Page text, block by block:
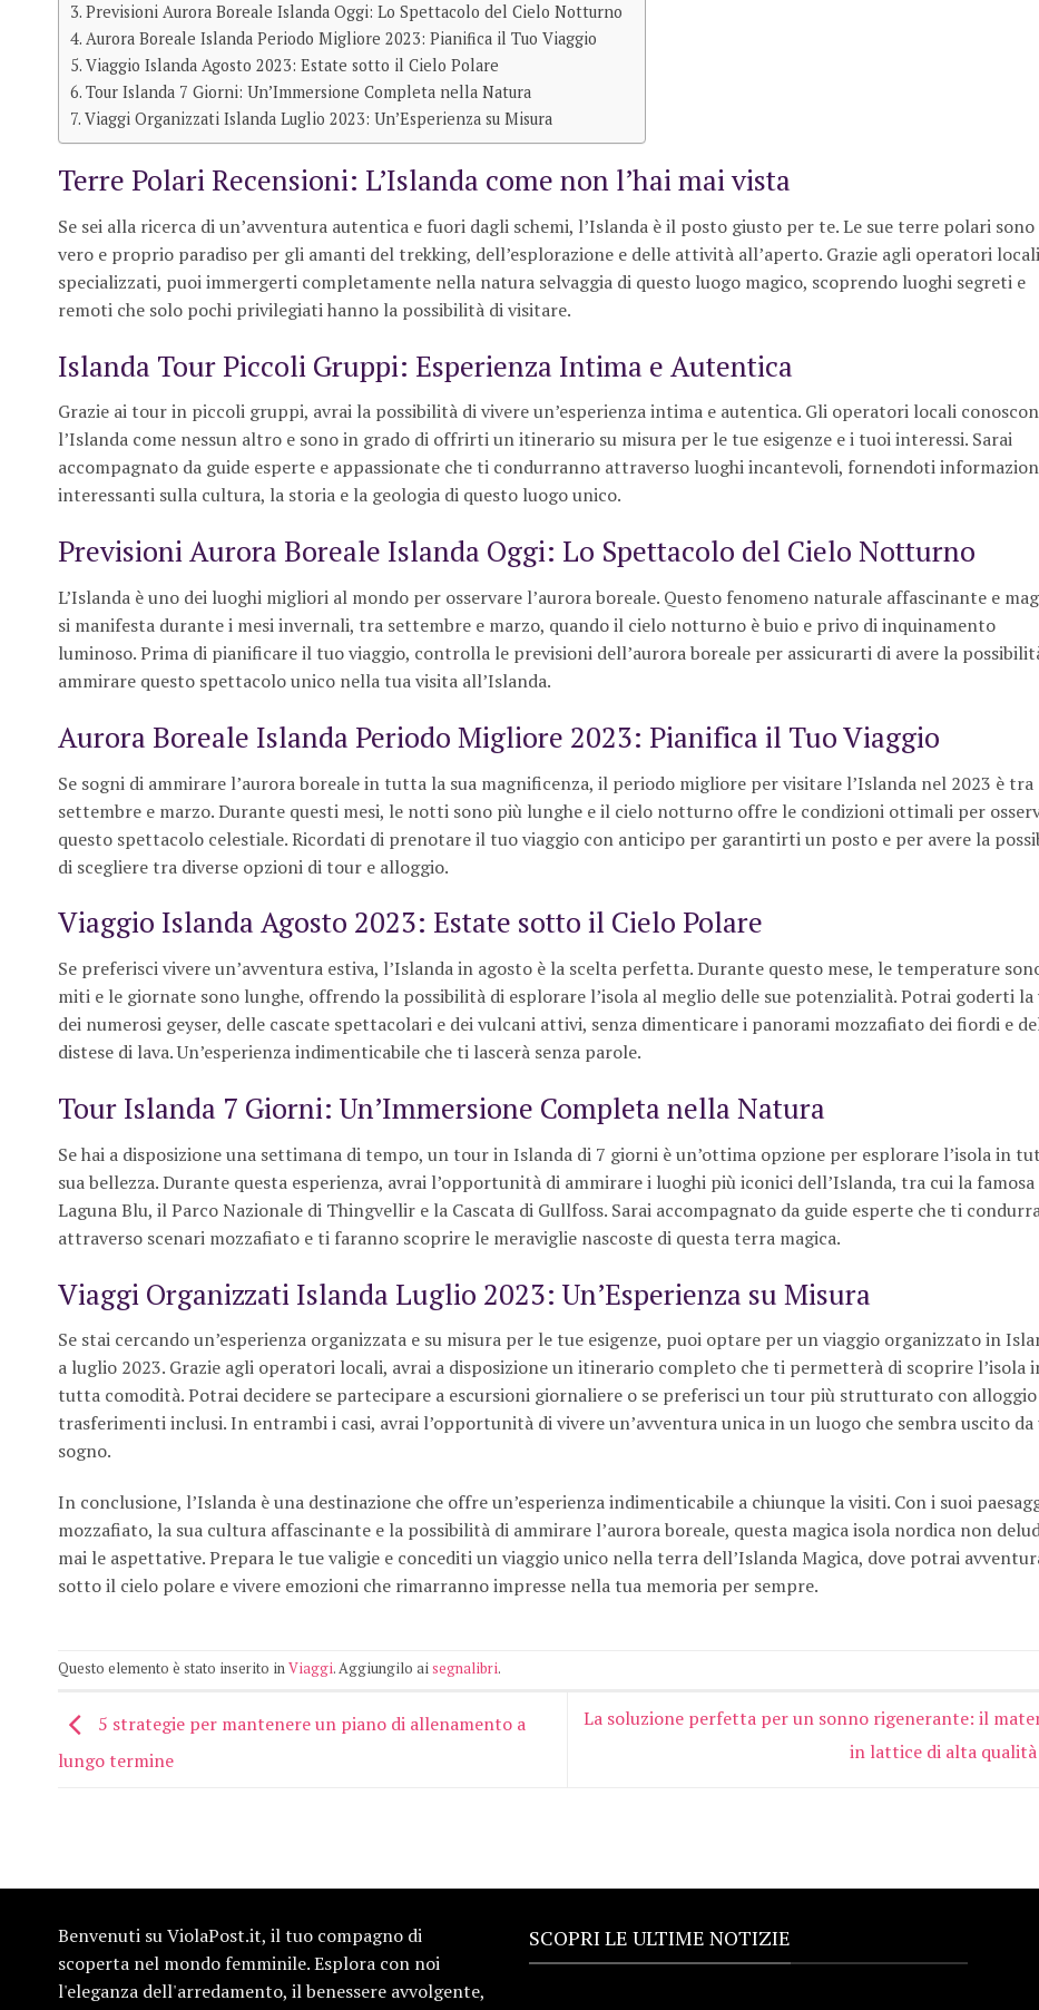
Previsioni Aurora Boreale Islanda Oggi: Lo Spettacolo del Cielo Notturno
Aurora Boreale Islanda Periodo Migliore 2023: Pianifica il Tuo Viaggio
Viaggio Islanda Agosto 2023: Estate sotto il Cielo Polare
Tour Islanda 7 Giorni: Un’Immersione Completa nella Natura
Viaggi Organizzati Islanda Luglio 2023: Un’Esperienza su Misura
Terre Polari Recensioni: L’Islanda come non l’hai mai vista
Se sei alla ricerca di un’avventura autentica e fuori dagli schemi, l’Islanda è il posto giusto per te. Le sue terre polari
vero e proprio paradiso per gli amanti del trekking, dell’esplorazione e delle attività all’aperto. Grazie agli operatori locali
specializzati, puoi immergerti completamente nella natura selvaggia di questo luogo magico, scoprendo luoghi segreti e
remoti che solo pochi privilegiati hanno la possibilità di visitare.
Islanda Tour Piccoli Gruppi: Esperienza Intima e Autentica
Grazie ai tour in piccoli gruppi, avrai la possibilità di vivere un’esperienza intima e autentica. Gli operatori locali
l’Islanda come nessun altro e sono in grado di offrirti un itinerario su misura per le tue esigenze e i tuoi interessi. Sarai
accompagnato da guide esperte e appassionate che ti condurranno attraverso luoghi incantevoli, fornendoti
interessanti sulla cultura, la storia e la geologia di questo luogo unico.
Previsioni Aurora Boreale Islanda Oggi: Lo Spettacolo del Cielo Notturno
L’Islanda è uno dei luoghi migliori al mondo per osservare l’aurora boreale. Questo fenomeno naturale affascinante e
si manifesta durante i mesi invernali, tra settembre e marzo, quando il cielo notturno è buio e privo di inquinamento
luminoso. Prima di pianificare il tuo viaggio, controlla le previsioni dell’aurora boreale per assicurarti di avere la
ammirare questo spettacolo unico nella tua visita all’Islanda.
Aurora Boreale Islanda Periodo Migliore 2023: Pianifica il Tuo Viaggio
Se sogni di ammirare l’aurora boreale in tutta la sua magnificenza, il periodo migliore per visitare l’Islanda nel 2023 è tra
settembre e marzo. Durante questi mesi, le notti sono più lunghe e il cielo notturno offre le condizioni ottimali per
questo spettacolo celestiale. Ricordati di prenotare il tuo viaggio con anticipo per garantirti un posto e per avere la
di scegliere tra diverse opzioni di tour e alloggio.
Viaggio Islanda Agosto 2023: Estate sotto il Cielo Polare
Se preferisci vivere un’avventura estiva, l’Islanda in agosto è la scelta perfetta. Durante questo mese, le temperature
miti e le giornate sono lunghe, offrendo la possibilità di esplorare l’isola al meglio delle sue potenzialità. Potrai goderti la
dei numerosi geyser, delle cascate spettacolari e dei vulcani attivi, senza dimenticare i panorami mozzafiato dei fiordi e
distese di lava. Un’esperienza indimenticabile che ti lascerà senza parole.
Tour Islanda 7 Giorni: Un’Immersione Completa nella Natura
Se hai a disposizione una settimana di tempo, un tour in Islanda di 7 giorni è un’ottima opzione per esplorare l’isola in
sua bellezza. Durante questa esperienza, avrai l’opportunità di ammirare i luoghi più iconici dell’Islanda, tra cui la famosa
Laguna Blu, il Parco Nazionale di Thingvellir e la Cascata di Gullfoss. Sarai accompagnato da guide esperte che ti
attraverso scenari mozzafiato e ti faranno scoprire le meraviglie nascoste di questa terra magica.
Viaggi Organizzati Islanda Luglio 2023: Un’Esperienza su Misura
Se stai cercando un’esperienza organizzata e su misura per le tue esigenze, puoi optare per un viaggio organizzato in
a luglio 2023. Grazie agli operatori locali, avrai a disposizione un itinerario completo che ti permetterà di scoprire l’isola
tutta comodità. Potrai decidere se partecipare a escursioni giornaliere o se preferisci un tour più strutturato con alloggio
trasferimenti inclusi. In entrambi i casi, avrai l’opportunità di vivere un’avventura unica in un luogo che sembra uscito da
sogno.
In conclusione, l’Islanda è una destinazione che offre un’esperienza indimenticabile a chiunque la visiti. Con i suoi
mozzafiato, la sua cultura affascinante e la possibilità di ammirare l’aurora boreale, questa magica isola nordica non
mai le aspettative. Prepara le tue valigie e concediti un viaggio unico nella terra dell’Islanda Magica, dove potrai
sotto il cielo polare e vivere emozioni che rimarranno impresse nella tua memoria per sempre.
Questo elemento è stato inserito inViaggi. Aggiungilo aisegnalibri.
5 strategie per mantenere un piano di allenamento a
lungo termine
La soluzione perfetta per un sonno rigenerante: il
in lattice di alta qualità
Benvenuti su ViolaPost.it, il tuo compagno di
scoperta nel mondo femminile. Esplora con noi
l'eleganza dell'arredamento, il benessere avvolgente,
SCOPRI LE ULTIME NOTIZIE